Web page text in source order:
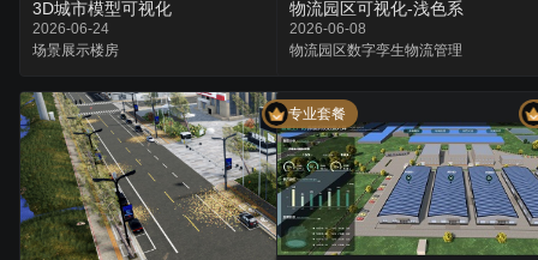
3D城市模型可视化
2026-06-24
场景展示楼房
物流园区可视化-浅色系
2026-06-08
物流园区数字孪生物流管理
专业套餐